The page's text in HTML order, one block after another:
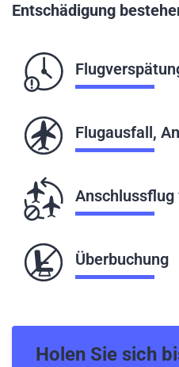
Entschädigung
Flugausfall,
Anschlussflug
Überbuchung
Holen Sie sich